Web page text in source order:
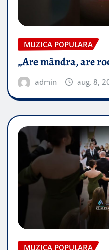
MUZICA POPULARA
„Are mândra, are
admin aug. 8,
MUZICA POPULARA